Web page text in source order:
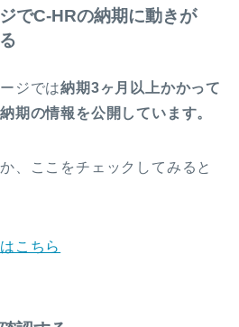
でC-HRの納期に動きが
ジでは納期3ヶ月以上かかって
期の情報を公開しています。
、ここをチェックしてみると
こちら